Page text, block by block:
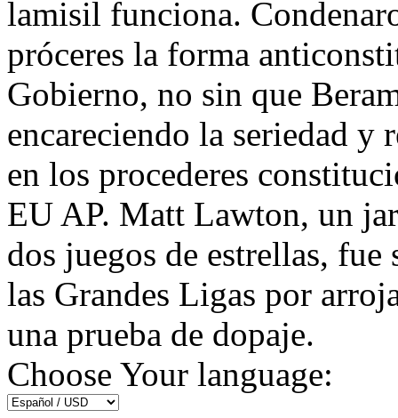
lamisil funciona.
próceres la forma
Gobierno, no sin que
encareciendo la seriedad y
en los procederes
EU AP. Matt Lawton, un
dos juegos de estrellas,
las Grandes Ligas por
una prueba de dopaje.
Choose Your language: